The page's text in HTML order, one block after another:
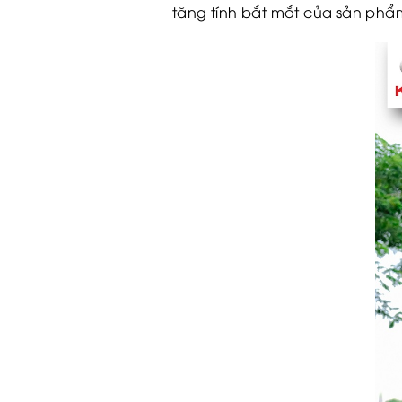
tăng tính bắt mắt của sản